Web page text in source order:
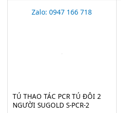
Zalo: 0947 166 718
TỦ THAO TÁC PCR TỦ ĐÔI 2
NGƯỜI SUGOLD S-PCR-2